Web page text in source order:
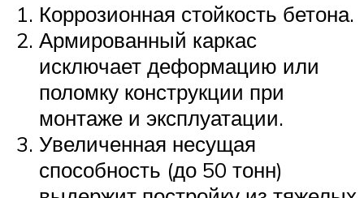
Коррозионная стойкость бетона.
Армированный каркас
исключает деформацию или
поломку конструкции при
монтаже и эксплуатации.
Увеличенная несущая
способность (до 50 тонн)